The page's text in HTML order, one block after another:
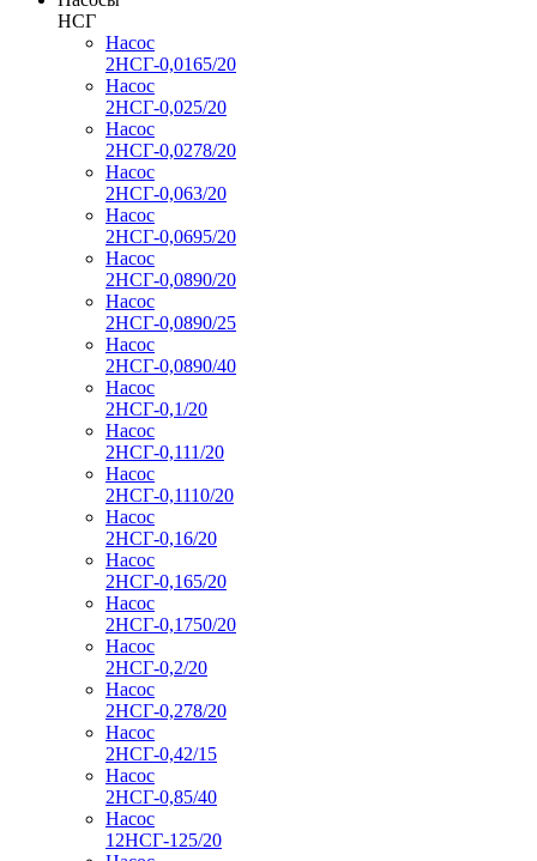
НСГ
Насос
2НСГ-0,0165/20
Насос
2НСГ-0,025/20
Насос
2НСГ-0,0278/20
Насос
2НСГ-0,063/20
Насос
2НСГ-0,0695/20
Насос
2НСГ-0,0890/20
Насос
2НСГ-0,0890/25
Насос
2НСГ-0,0890/40
Насос
2НСГ-0,1/20
Насос
2НСГ-0,111/20
Насос
2НСГ-0,1110/20
Насос
2НСГ-0,16/20
Насос
2НСГ-0,165/20
Насос
2НСГ-0,1750/20
Насос
2НСГ-0,2/20
Насос
2НСГ-0,278/20
Насос
2НСГ-0,42/15
Насос
2НСГ-0,85/40
Насос
12НСГ-125/20